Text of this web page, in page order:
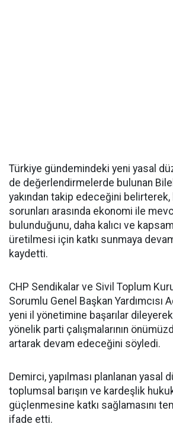
Türkiye gündemindeki yeni yasal
de değerlendirmelerde bulunan
yakından takip edeceğini belirterek,
sorunları arasında ekonomi ile
bulunduğunu, daha kalıcı ve
üretilmesi için katkı sunmaya
kaydetti.
CHP Sendikalar ve Sivil Toplum
Sorumlu Genel Başkan Yardımcısı
yeni il yönetimine başarılar
yönelik parti çalışmalarının
artarak devam edeceğini söyledi.
Demirci, yapılması planlanan yasal
toplumsal barışın ve kardeşlik
güçlenmesine katkı sağlamasını
ifade etti.